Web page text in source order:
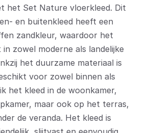
het Set Nature vloerkleed. Dit
en buitenkleed heeft een
zandkleur, waardoor het
zowel moderne als landelijke
het duurzame materiaal is
voor zowel binnen als
het kleed in de woonkamer,
maar ook op het terras,
de veranda. Het kleed is